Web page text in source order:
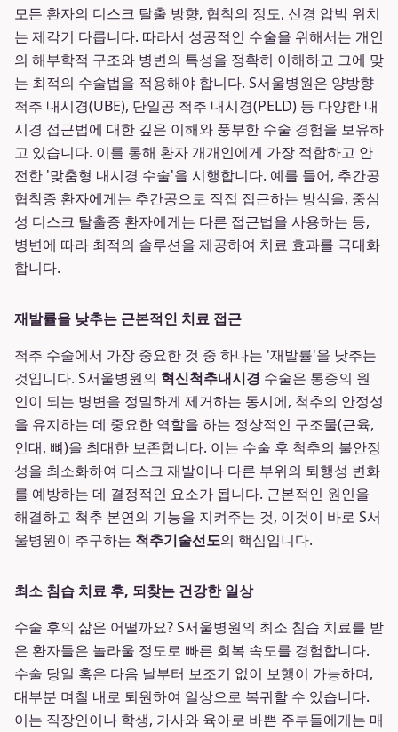
모든 환자의 디스크 탈출 방향, 협착의 정도, 신경 압박 위치
는 제각기 다릅니다. 따라서 성공적인 수술을 위해서는 개인
의 해부학적 구조와 병변의 특성을 정확히 이해하고 그에 맞
는 최적의 수술법을 적용해야 합니다. S서울병원은 양방향
척추 내시경(UBE), 단일공 척추 내시경(PELD) 등 다양한 내
시경 접근법에 대한 깊은 이해와 풍부한 수술 경험을 보유하
고 있습니다. 이를 통해 환자 개개인에게 가장 적합하고 안
전한 '맞춤형 내시경 수술'을 시행합니다. 예를 들어, 추간공
협착증 환자에게는 추간공으로 직접 접근하는 방식을, 중심
성 디스크 탈출증 환자에게는 다른 접근법을 사용하는 등,
병변에 따라 최적의 솔루션을 제공하여 치료 효과를 극대화
합니다.
재발률을 낮추는 근본적인 치료 접근
척추 수술에서 가장 중요한 것 중 하나는 '재발률'을 낮추는
것입니다. S서울병원의 혁신척추내시경 수술은 통증의 원
인이 되는 병변을 정밀하게 제거하는 동시에, 척추의 안정성
을 유지하는 데 중요한 역할을 하는 정상적인 구조물(근육,
인대, 뼈)을 최대한 보존합니다. 이는 수술 후 척추의 불안정
성을 최소화하여 디스크 재발이나 다른 부위의 퇴행성 변화
를 예방하는 데 결정적인 요소가 됩니다. 근본적인 원인을
해결하고 척추 본연의 기능을 지켜주는 것, 이것이 바로 S서
울병원이 추구하는 척추기술선도의 핵심입니다.
최소 침습 치료 후, 되찾는 건강한 일상
수술 후의 삶은 어떨까요? S서울병원의 최소 침습 치료를 받
은 환자들은 놀라울 정도로 빠른 회복 속도를 경험합니다.
수술 당일 혹은 다음 날부터 보조기 없이 보행이 가능하며,
대부분 며칠 내로 퇴원하여 일상으로 복귀할 수 있습니다.
이는 직장인이나 학생, 가사와 육아로 바쁜 주부들에게는 매